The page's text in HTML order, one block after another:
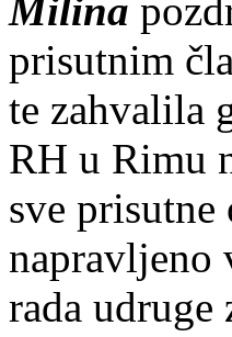
Milina
prisutnim
te zahvalila
RH u Rimu
sve
napravljeno
rada udruge